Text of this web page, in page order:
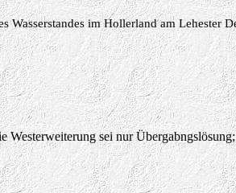
Wasserstandes im Hollerland am Lehester
Westerweiterung sei nur